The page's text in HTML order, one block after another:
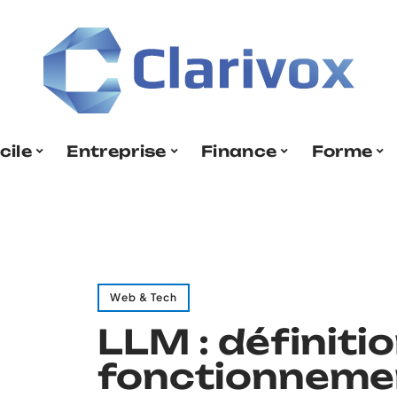
Entreprise Finance Forme
Web & Tech
LLM :